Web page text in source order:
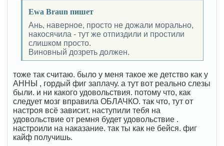
Ewa Braun пишет
Ань, наверное, просто не дожали морально,
накосячила - тут же отпиздили и простили
слишком просто.
Виновный дозреть должен.
тоже так считаю. было у меня такое же детство как у
АННЫ , гордый фиг заплачу. а тут вот реально слезы
были. и ни какого удовольствия. потому что, как
следует мозг вправила ОБЛАЧКО. так что, тут от
настроя всё зависит. наступили тебя на
удовольствие от ремня будет удовольствие .
настроили на наказание. так ты как не бейся. фиг
кайф получишь.